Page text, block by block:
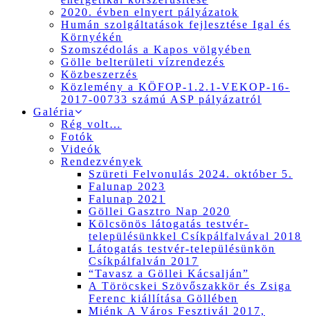
2020. évben elnyert pályázatok
Humán szolgáltatások fejlesztése Igal és
Környékén
Szomszédolás a Kapos völgyében
Gölle belterületi vízrendezés
Közbeszerzés
Közlemény a KÖFOP-1.2.1-VEKOP-16-
2017-00733 számú ASP pályázatról
Galéria
Rég volt…
Fotók
Videók
Rendezvények
Szüreti Felvonulás 2024. október 5.
Falunap 2023
Falunap 2021
Göllei Gasztro Nap 2020
Kölcsönös látogatás testvér-
településünkkel Csíkpálfalvával 2018
Látogatás testvér-településünkön
Csíkpálfalván 2017
“Tavasz a Göllei Kácsalján”
A Töröcskei Szövőszakkör és Zsiga
Ferenc kiállítása Göllében
Miénk A Város Fesztivál 2017,